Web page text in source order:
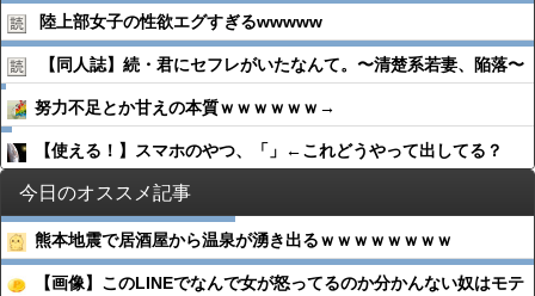
陸上部女子の性欲エグすぎるwwwww
【同人誌】続・君にセフレがいたなんて。〜清楚系若妻、陥落〜
努力不足とか甘えの本質ｗｗｗｗｗｗ→
【使える！】スマホのやつ、「」←これどうやって出してる？
今日のオススメ記事
熊本地震で居酒屋から温泉が湧き出るｗｗｗｗｗｗｗｗ
【画像】このLINEでなんで女が怒ってるのか分かんない奴はモテ